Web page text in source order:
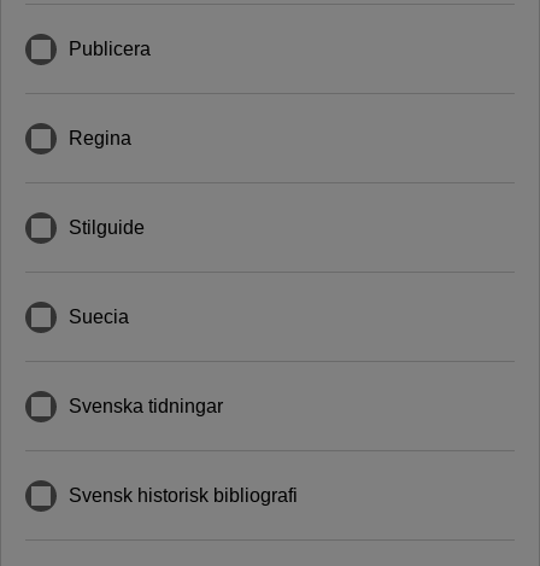
Publicera
Regina
Stilguide
Suecia
Svenska tidningar
Svensk historisk bibliografi